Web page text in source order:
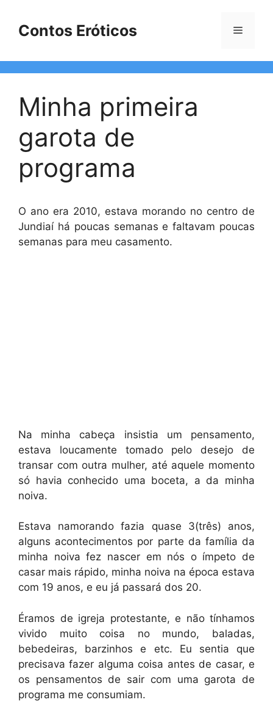
Contos Eróticos Menu
Minha primeira
garota de
programa
O ano era 2010, estava morando no centro de
Jundiaí há poucas semanas e faltavam poucas
semanas para meu casamento.
Na minha cabeça insistia um pensamento,
estava loucamente tomado pelo desejo de
transar com outra mulher, até aquele momento
só havia conhecido uma boceta, a da minha
noiva.
Estava namorando fazia quase 3(três) anos,
alguns acontecimentos por parte da família da
minha noiva fez nascer em nós o ímpeto de
casar mais rápido, minha noiva na época estava
com 19 anos, e eu já passará dos 20.
Éramos de igreja protestante, e não tínhamos
vivido muito coisa no mundo, baladas,
bebedeiras, barzinhos e etc. Eu sentia que
precisava fazer alguma coisa antes de casar, e
os pensamentos de sair com uma garota de
programa me consumiam.